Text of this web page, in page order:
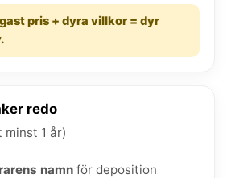
pris + dyra villkor = dyr
redo
1 år)
namn för deposition